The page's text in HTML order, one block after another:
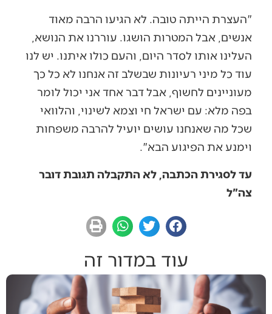
"העצרת הייתה טובה. לא הגיעו הרבה מאוד
אנשים, אבל המטרות הושגו. עוררנו את הנושא,
העלינו אותו לסדר היום, והעם כולו איתנו. יש לנו
עוד כל מיני רעיונות שבשלב זה אנחנו לא כל כך
מעוניינים לחשוף, אבל דבר אחד אני יכול לומר
בפה מלא: עם ישראל חי וצמא לשינוי, והלוואי
שכל מה שאנחנו עושים יועיל להרבה משפחות
וימנע את הפיגוע הבא".
עד לסגירת הכתבה, לא התקבלה תגובת דובר
צה"ל
עוד במדור זה